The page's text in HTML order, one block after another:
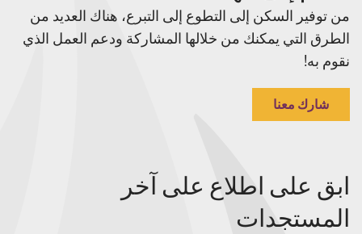
من توفير السكن إلى التطوع إلى التبرع، هناك العديد من
الطرق التي يمكنك من خلالها المشاركة ودعم العمل الذي
نقوم به!
شارك معنا
ابق على اطلاع على آخر
المستجدات